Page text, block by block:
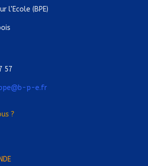
l’Ecole (BPE)
57
p-e.fr
?